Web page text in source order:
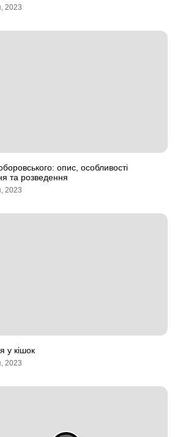
2023
опис, особливості
та розведення
2023
у кішок
2023